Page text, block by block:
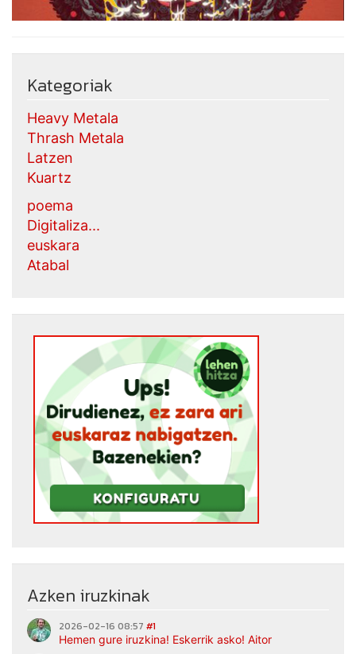
Kategoriak
Heavy Metala
Thrash Metala
Latzen
Kuartz
poema
Digitaliza...
euskara
Atabal
Azken iruzkinak
2026-02-16 08:57 #1
Hemen gure iruzkina! Eskerrik asko! Aitor